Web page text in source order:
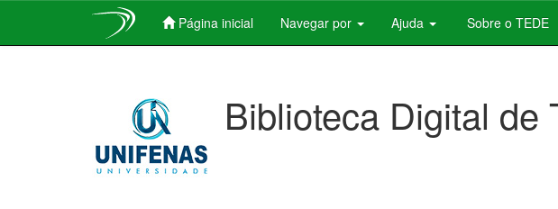
Página inicial Navegar por Ajuda Sobre o TEDE
Biblioteca Digital de